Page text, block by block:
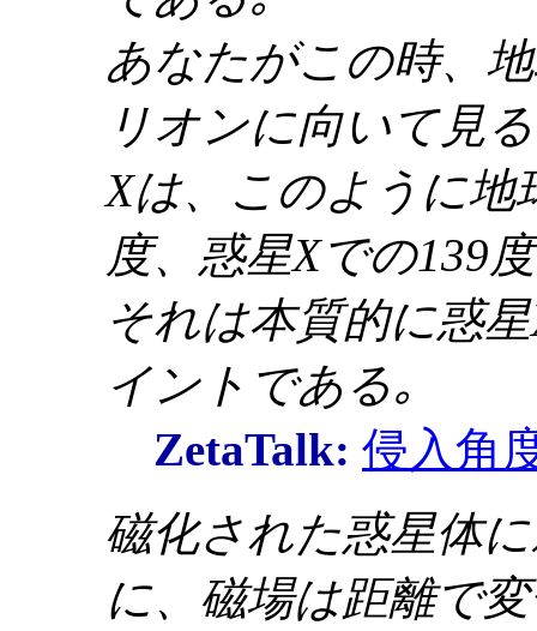
あなたがこの時、
リオンに向いて見
Xは、このように地
度、惑星Xでの139
それは本質的に惑
イントである｡
ZetaTalk: 侵入角
磁化された惑星体
に、磁場は距離で